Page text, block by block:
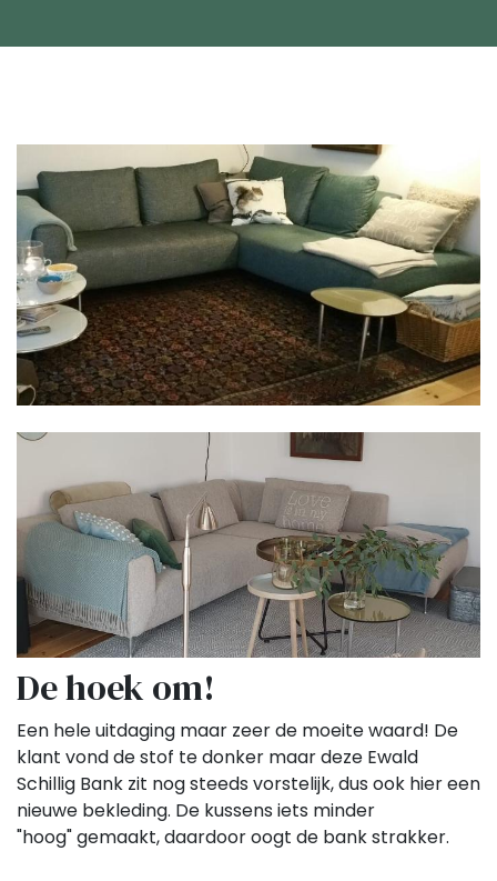
De hoek om!
Een hele uitdaging maar zeer de moeite waard! De
klant vond de stof te donker maar deze Ewald
Schillig Bank zit nog steeds vorstelijk, dus ook hier een
nieuwe bekleding. De kussens iets minder
"hoog" gemaakt, daardoor oogt de bank strakker.